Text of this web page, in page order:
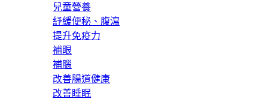
兒童營養
紓緩便秘、腹瀉
提升免疫力
補眼
補腦
改善腸道健康
改善睡眠